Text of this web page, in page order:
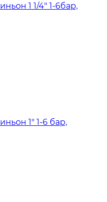
1 1/4" 1-6бар,
1" 1-6 бар,